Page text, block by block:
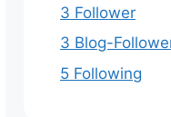
3 Follower
3 Blog-
5 Following